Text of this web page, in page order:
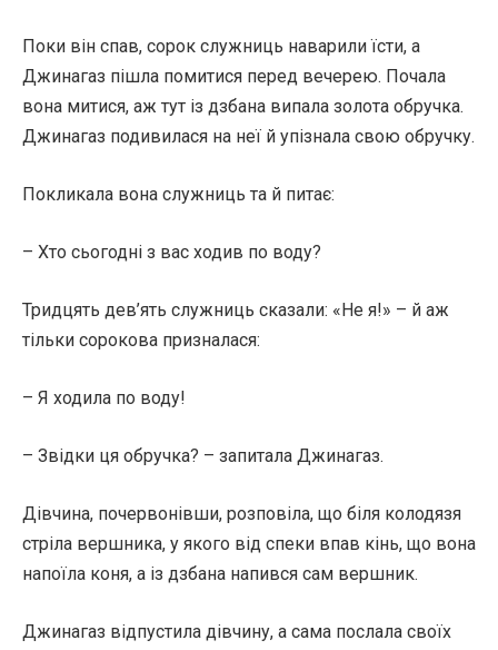
Поки він спав, сорок служниць наварили їсти, а
Джинагаз пішла помитися перед вечерею. Почала
вона митися, аж тут із дзбана випала золота обручка.
Джинагаз подивилася на неї й упізнала свою обручку.
Покликала вона служниць та й питає:
– Хто сьогодні з вас ходив по воду?
Тридцять дев’ять служниць сказали: «Не я!» – й аж
тільки сорокова призналася:
– Я ходила по воду!
– Звідки ця обручка? – запитала Джинагаз.
Дівчина, почервонівши, розповіла, що біля колодязя
стріла вершника, у якого від спеки впав кінь, що вона
напоїла коня, а із дзбана напився сам вершник.
Джинагаз відпустила дівчину, а сама послала своїх